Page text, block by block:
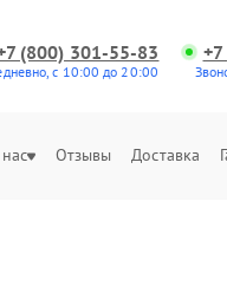
(800) 301-55-83
с 10:00 до 20:00
Отзывы Доставка